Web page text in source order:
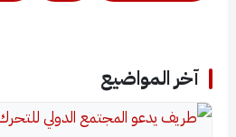
آخر المواضيع